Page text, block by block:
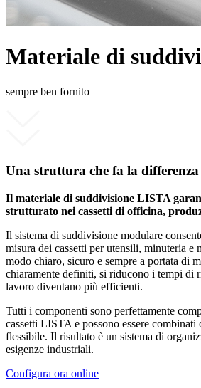
Materiale di
sempre ben fornito
Una struttura che fa la differenza
Il materiale di suddivisione LISTA
strutturato nei cassetti di officina,
Il sistema di suddivisione modulare
misura dei cassetti per utensili, minuteria e
modo chiaro, sicuro e sempre a portata di
chiaramente definiti, si riducono i tempi di
lavoro diventano più efficienti.
Tutti i componenti sono perfettamente
cassetti LISTA e possono essere
flessibile. Il risultato è un sistema di
esigenze industriali.
Configura ora online